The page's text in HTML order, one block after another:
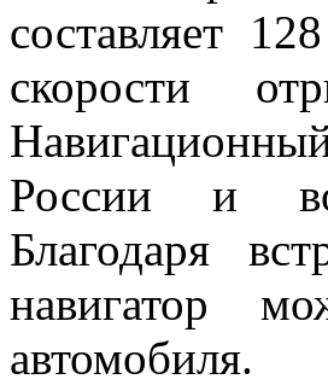
составляет
скорости
России и
Благодаря
навигатор
автомобиля.